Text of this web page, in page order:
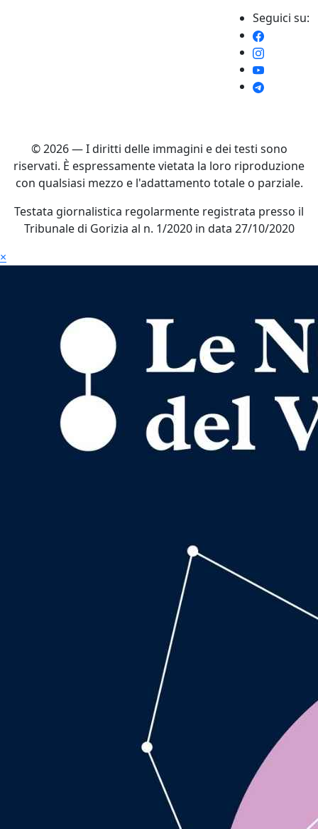
Seguici su:
© 2026 — I diritti delle immagini e dei testi sono
riservati. È espressamente vietata la loro riproduzione
con qualsiasi mezzo e l'adattamento totale o parziale.
Testata giornalistica regolarmente registrata presso il
Tribunale di Gorizia al n. 1/2020 in data 27/10/2020
×